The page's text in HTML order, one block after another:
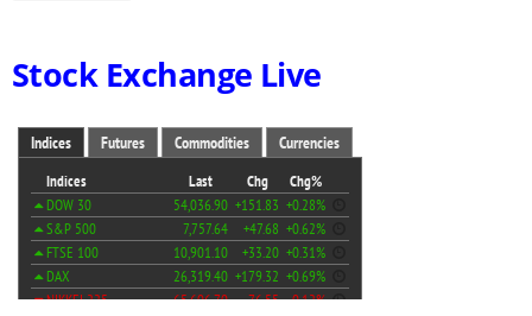
Stock Exchange Live